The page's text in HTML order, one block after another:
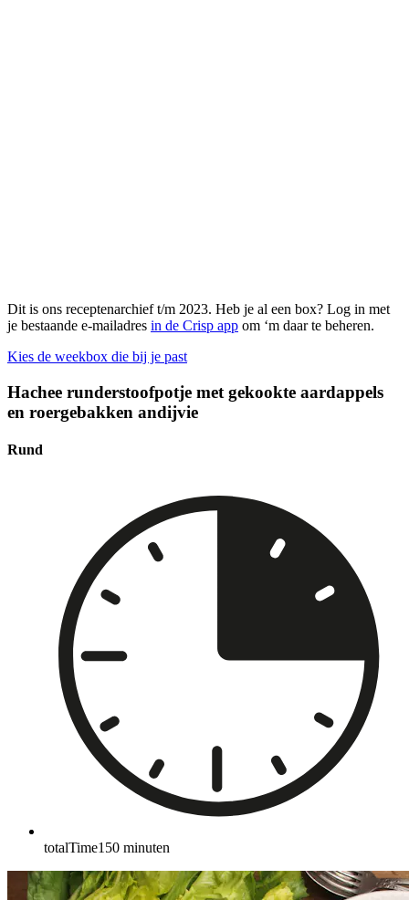
Dit is ons receptenarchief t/m 2023. Heb je al een box? Log in met
je bestaande e-mailadres in de Crisp app om ‘m daar te beheren.
Kies de weekbox die bij je past
Hachee runderstoofpotje met gekookte aardappels
en roergebakken andijvie
Rund
totalTime150 minuten